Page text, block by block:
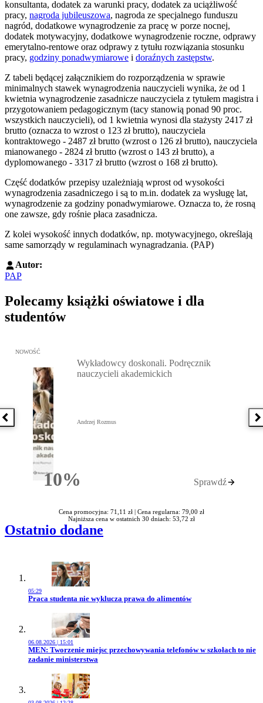
konsultanta, dodatek za warunki pracy, dodatek za uciążliwość
pracy, nagroda jubileuszowa, nagroda ze specjalnego funduszu
nagród, dodatkowe wynagrodzenie za pracę w porze nocnej,
dodatek motywacyjny, dodatkowe wynagrodzenie roczne, odprawy
emerytalno-rentowe oraz odprawy z tytułu rozwiązania stosunku
pracy, godziny ponadwymiarowe i doraźnych zastępstw.
Z tabeli będącej załącznikiem do rozporządzenia w sprawie
minimalnych stawek wynagrodzenia nauczycieli wynika, że od 1
kwietnia wynagrodzenie zasadnicze nauczyciela z tytułem magistra i
przygotowaniem pedagogicznym (tacy stanowią ponad 90 proc.
wszystkich nauczycieli), od 1 kwietnia wynosi dla stażysty 2417 zł
brutto (oznacza to wzrost o 123 zł brutto), nauczyciela
kontraktowego - 2487 zł brutto (wzrost o 126 zł brutto), nauczyciela
mianowanego - 2824 zł brutto (wzrost o 143 zł brutto), a
dyplomowanego - 3317 zł brutto (wzrost o 168 zł brutto).
Część dodatków przepisy uzależniają wprost od wysokości
wynagrodzenia zasadniczego i są to m.in. dodatek za wysługę lat,
wynagrodzenie za godziny ponadwymiarowe. Oznacza to, że rosną
one zawsze, gdy rośnie płaca zasadnicza.
Z kolei wysokość innych dodatków, np. motywacyjnego, określają
same samorządy w regulaminach wynagradzania. (PAP)
Autor:
PAP
Polecamy książki oświatowe i dla
studentów
Poprzednia książka
Przejdź do: Wykładowcy doskonali. Podręcznik nauczycieli
NOWOŚĆ
10%Rabatu
Wykładowcy doskonali. Podręcznik
nauczycieli akademickich
Andrzej Rozmus
Sprawdź
Cena promocyjna: 71,11 zł | Cena regularna: 79,00 zł
Najniższa cena w ostatnich 30 dniach: 53,72 zł
Ostatnio dodane
05:29
Przejdź do artykułu:
Praca studenta nie wyklucza prawa do alimentów
06.08.2026 | 15:01
Przejdź do artykułu:
MEN: Tworzenie miejsc przechowywania telefonów w szkołach to nie
zadanie ministerstwa